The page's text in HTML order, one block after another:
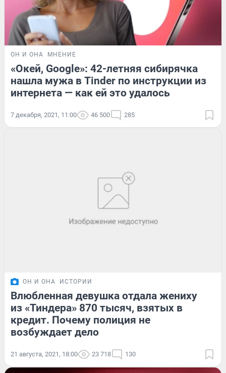
ОН И ОНА МНЕНИЕ
«Окей, Google»: 42-летняя сибирячка
нашла мужа в Tinder по инструкции из
интернета — как ей это удалось
7 декабря, 2021, 11:00 46 500 285
ОН И ОНА ИСТОРИИ
Влюбленная девушка отдала жениху
из «Тиндера» 870 тысяч, взятых в
кредит. Почему полиция не
возбуждает дело
21 августа, 2021, 18:00 23 718 130